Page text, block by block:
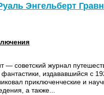
Энгельберт
советский журнал
издававшийся с
приключенческие и
а также...